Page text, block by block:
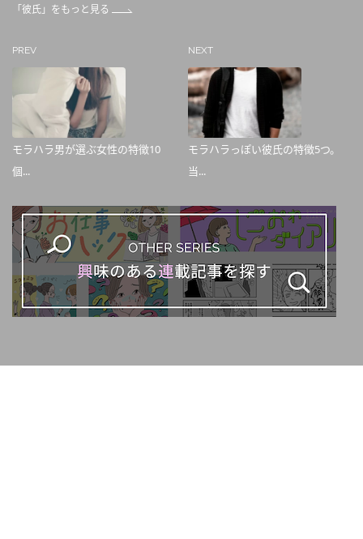
「彼氏」をもっと見る
PREV
モラハラ男が選ぶ女性の特徴10
個...
NEXT
モラハラっぽい彼氏の特徴5つ。
当...